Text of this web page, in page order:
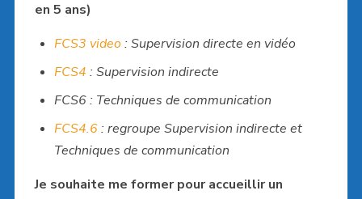
en 5 ans)
FCS3 video: Supervision directe en vidéo
FCS4 : Supervision indirecte
FCS6 : Techniques de communication
FCS4.6: regroupe Supervision indirecte et
Techniques de communication
Je souhaite me former pour accueillir un